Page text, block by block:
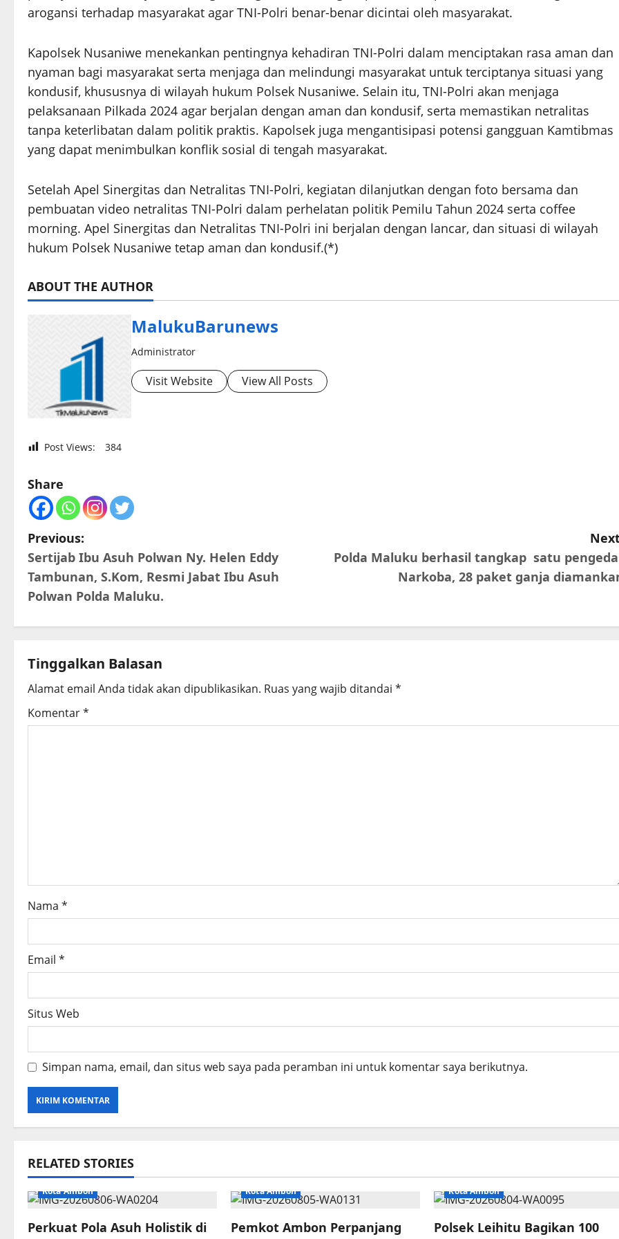
arogansi terhadap masyarakat agar TNI-Polri benar-benar dicintai oleh masyarakat.
Kapolsek Nusaniwe menekankan pentingnya kehadiran TNI-Polri dalam menciptakan rasa aman dan
nyaman bagi masyarakat serta menjaga dan melindungi masyarakat untuk terciptanya situasi yang
kondusif, khususnya di wilayah hukum Polsek Nusaniwe. Selain itu, TNI-Polri akan menjaga
pelaksanaan Pilkada 2024 agar berjalan dengan aman dan kondusif, serta memastikan netralitas
tanpa keterlibatan dalam politik praktis. Kapolsek juga mengantisipasi potensi gangguan Kamtibmas
yang dapat menimbulkan konflik sosial di tengah masyarakat.
Setelah Apel Sinergitas dan Netralitas TNI-Polri, kegiatan dilanjutkan dengan foto bersama dan
pembuatan video netralitas TNI-Polri dalam perhelatan politik Pemilu Tahun 2024 serta coffee
morning. Apel Sinergitas dan Netralitas TNI-Polri ini berjalan dengan lancar, dan situasi di wilayah
hukum Polsek Nusaniwe tetap aman dan kondusif.(*)
ABOUT THE AUTHOR
MalukuBarunews
Administrator
Visit Website View All Posts
Post Views: 384
Share
P
o
s
t
n
a
v
o
n
Previous:
Sertijab Ibu Asuh Polwan Ny. Helen Eddy
Tambunan, S.Kom, Resmi Jabat Ibu Asuh
Polwan Polda Maluku.
Polda Maluku berhasil tangkap satu
Narkoba, 28 paket ganja
Tinggalkan Balasan
Alamat email Anda tidak akan dipublikasikan. Ruas yang wajib ditandai *
Komentar*
Nama *
Email *
Situs Web
Simpan nama, email, dan situs web saya pada peramban ini untuk komentar saya berikutnya.
RELATED STORIES
Kota Ambon
Perkuat Pola Asuh Holistik di
Kota Ambon
Pemkot Ambon Perpanjang
Kota Ambon
Polsek Leihitu Bagikan 100